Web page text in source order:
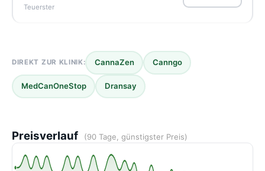
Teuerster
DIREKT ZUR KLINIK: CannaZen Canngo
MedCanOneStop Dransay
Preisverlauf (90 Tage, günstigster Preis)